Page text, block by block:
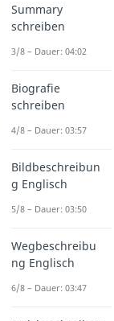
05:00
Lernen
Entdecke
Summary
schreiben
3/8 – Dauer: 04:02
Biografie
schreiben
4/8 – Dauer: 03:57
Bildbeschreibun
g Englisch
5/8 – Dauer: 03:50
Wegbeschreibu
ng Englisch
6/8 – Dauer: 03:47